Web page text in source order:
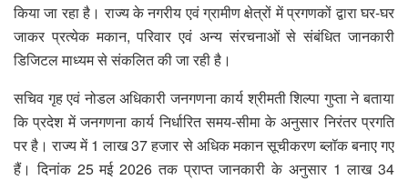
किया जा रहा है। राज्य के नगरीय एवं ग्रामीण क्षेत्रों में प्रगणकों द्वारा घर-घर
जाकर प्रत्येक मकान, परिवार एवं अन्य संरचनाओं से संबंधित जानकारी
डिजिटल माध्यम से संकलित की जा रही है।
सचिव गृह एवं नोडल अधिकारी जनगणना कार्य श्रीमती शिल्पा गुप्ता ने बताया
कि प्रदेश में जनगणना कार्य निर्धारित समय-सीमा के अनुसार निरंतर प्रगति
पर है। राज्य में 1 लाख 37 हजार से अधिक मकान सूचीकरण ब्लॉक बनाए गए
हैं। दिनांक 25 मई 2026 तक प्राप्त जानकारी के अनुसार 1 लाख 34